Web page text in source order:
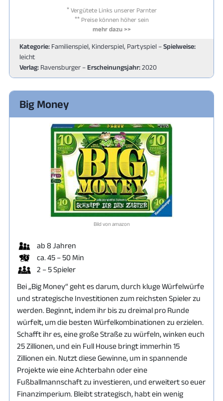
*Vergütete Links unserer Parnter
**Preise können höher sein
mehr dazu >>
Kategorie: Familienspiel, Kinderspiel, Partyspiel –Spielweise:
leicht
Verlag: Ravensburger – Erscheinungsjahr:2020
Big Money
Bild von amazon
ab 8 Jahren
ca. 45 – 50 Min
2 – 5 Spieler
Bei „Big Money“ geht es darum, durch kluge Würfelwürfe
und strategische Investitionen zum reichsten Spieler zu
werden. Beginnt, indem ihr bis zu dreimal pro Runde
würfelt, um die besten Würfelkombinationen zu erzielen.
Schafft ihr es, eine große Straße zu würfeln, winken euch
25 Zillionen, und ein Full House bringt immerhin 15
Zillionen ein. Nutzt diese Gewinne, um in spannende
Projekte wie eine Achterbahn oder eine
Fußballmannschaft zu investieren, und erweitert so euer
Finanzimperium. Bleibt strategisch, habt ein wenig